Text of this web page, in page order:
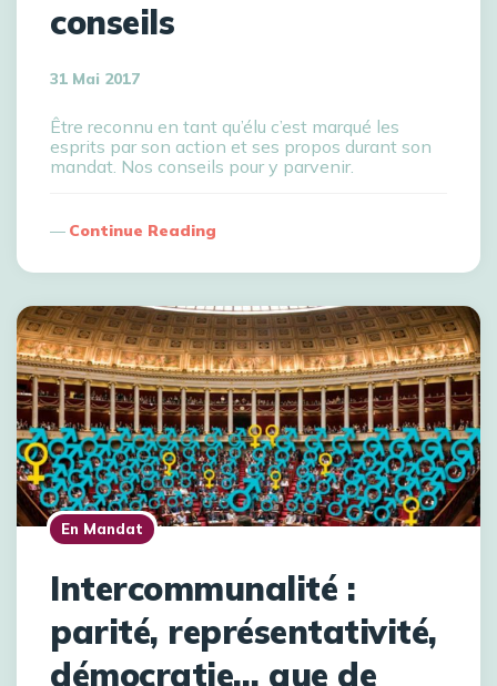
conseils
31 Mai 2017
Être reconnu en tant qu’élu c’est marqué les
esprits par son action et ses propos durant son
mandat. Nos conseils pour y parvenir.
Continue Reading
En Mandat
Intercommunalité :
parité, représentativité,
démocratie… que de